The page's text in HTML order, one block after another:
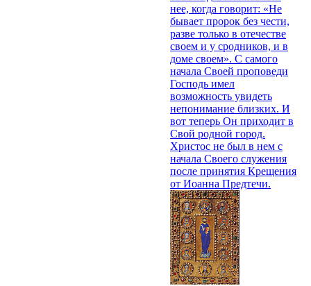
нее, когда говорит: «Не
бывает пророк без чести,
разве только в отечестве
своем и у сродников, и в
доме своем». С самого
начала Своей проповеди
Господь имел
возможность увидеть
непонимание близких. И
вот теперь Он приходит в
Свой родной город.
Христос не был в нем с
начала Своего служения
после принятия Крещения
от Иоанна Предтечи.